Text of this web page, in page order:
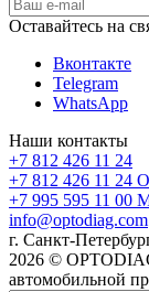
Оставайтесь на
Вконтакте
Telegram
WhatsApp
Наши контакты
+7 812 426 11 24
+7 812 426 11 24
+7 995 595 11 00
info@optodiag.com
г. Санкт-
2026 ©
автомобильной